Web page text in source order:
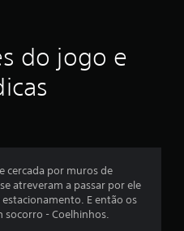
e
s
e
m
do jogo e
cercada por muros de
atreveram a passar por ele
E então os
socorro - Coelhinhos.